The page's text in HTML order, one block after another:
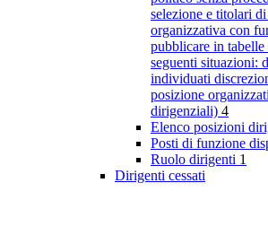
selezione e titolari
organizzativa con
pubblicare in
seguenti situazioni:
individuati
posizione
dirigenziali) 4
Elenco posizioni
Posti di funzione
Ruolo dirigenti 1
Dirigenti cessati